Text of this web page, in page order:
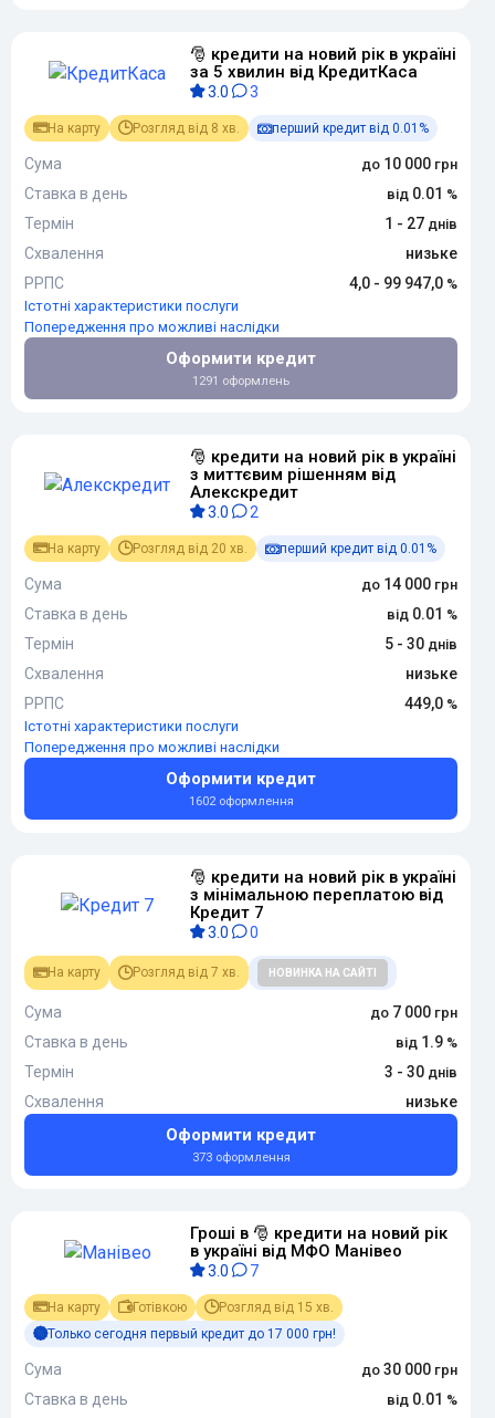
🎅 кредити на новий рік в україні
за 5 хвилин від КредитКаса
3.0 3
На карту Розгляд від 8 хв. перший кредит від 0.01%
Сума
10 000
Ставка в день
0.01
Термін
1 - 27
Схвалення
низьке
РРПС
4,0 - 99 947,0
Істотні характеристики послуги
Попередження про можливі наслідки
Оформити кредит
1291 оформлень
🎅 кредити на новий рік в україні
з миттєвим рішенням від
Алекскредит
3.0 2
На карту Розгляд від 20 хв. перший кредит від 0.01%
Сума
14 000
Ставка в день
0.01
Термін
5 - 30
Схвалення
низьке
РРПС
449,0
Істотні характеристики послуги
Попередження про можливі наслідки
Оформити кредит
1602 оформлення
🎅 кредити на новий рік в україні
з мінімальною переплатою від
Кредит 7
3.0 0
На карту Розгляд від 7 хв. НОВИНКА НА САЙТІ
Сума
7 000
Ставка в день
1.9
Термін
3 - 30
Схвалення
низьке
Оформити кредит
373 оформлення
Гроші в 🎅 кредити на новий рік
в україні від МФО Манівео
3.0 7
На карту Готівкою
Розгляд від 15 хв.
Только сегодня первый кредит до 17 000 грн!
Сума
30 000
Ставка в день
0.01